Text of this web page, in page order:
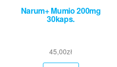
Narum+ Mumio 200mg
30kaps.
45,00zł